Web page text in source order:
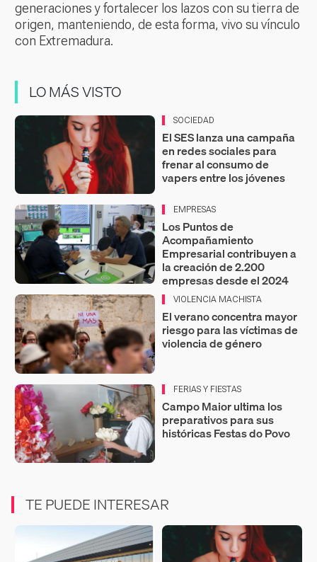
generaciones y fortalecer los lazos con su tierra de
origen, manteniendo, de esta forma, vivo su vínculo
con Extremadura.
LO MÁS VISTO
SOCIEDAD
El SES lanza una campaña
en redes sociales para
frenar al consumo de
vapers entre los jóvenes
EMPRESAS
Los Puntos de
Acompañamiento
Empresarial contribuyen a
la creación de 2.200
empresas desde el 2024
VIOLENCIA MACHISTA
El verano concentra mayor
riesgo para las víctimas de
violencia de género
FERIAS Y FIESTAS
Campo Maior ultima los
preparativos para sus
históricas Festas do Povo
TE PUEDE INTERESAR